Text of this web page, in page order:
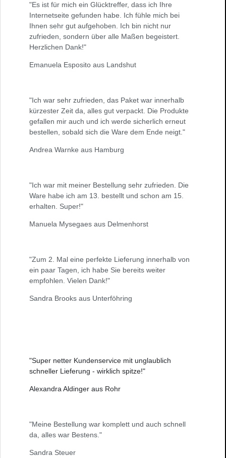
"Es ist für mich ein Glücktreffer, dass ich Ihre
Internetseite gefunden habe. Ich fühle mich bei
Ihnen sehr gut aufgehoben. Ich bin nicht nur
zufrieden, sondern über alle Maßen begeistert.
Herzlichen Dank!"
Emanuela Esposito aus Landshut
"Ich war sehr zufrieden, das Paket war innerhalb
kürzester Zeit da, alles gut verpackt. Die Produkte
gefallen mir auch und ich werde sicherlich erneut
bestellen, sobald sich die Ware dem Ende neigt."
Andrea Warnke aus Hamburg
"Ich war mit meiner Bestellung sehr zufrieden. Die
Ware habe ich am 13. bestellt und schon am 15.
erhalten. Super!"
Manuela Mysegaes aus Delmenhorst
"Zum 2. Mal eine perfekte Lieferung innerhalb von
ein paar Tagen, ich habe Sie bereits weiter
empfohlen. Vielen Dank!"
Sandra Brooks aus Unterföhring
"Super netter Kundenservice mit unglaublich
schneller Lieferung - wirklich spitze!"
Alexandra Aldinger aus Rohr
"Meine Bestellung war komplett und auch schnell
da, alles war Bestens."
Sandra Steuer